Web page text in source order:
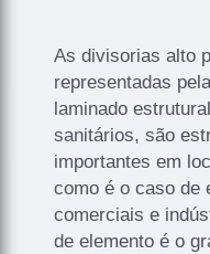
As divisorias alto
representadas
laminado
sanitários, são
importantes em
como é o caso de
comerciais e
de elemento é o